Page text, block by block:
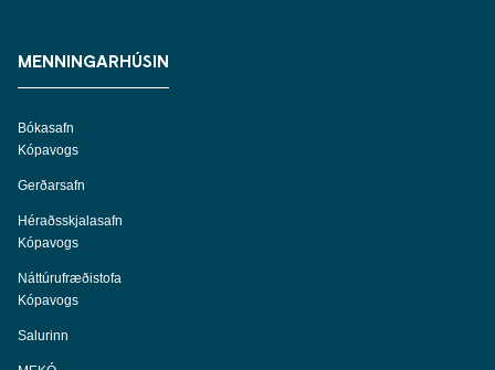
MENNINGARHÚSIN
Bókasafn
Kópavogs
Gerðarsafn
Héraðsskjalasafn
Kópavogs
Náttúrufræðistofa
Kópavogs
Salurinn